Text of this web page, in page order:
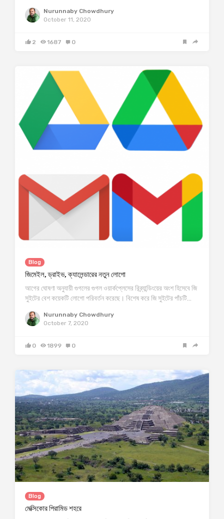
Nurunnaby Chowdhury
October 11, 2020
2 1687 0
Blog
জিমেইল, ড্রাইভ, ক্যালেন্ডারের নতুন লোগো
আগের ঘোষণা অনুযায়ী গুগলের গুগল ওয়ার্কপ্লেসের রিব্র্যান্ডিংয়ের অংশ হিসেবে জি
সুইটের বেশ কয়েকটি লোগো পরিবর্তন করেছে। বিশেষ করে জি সুইটের পাঁচটি…
Nurunnaby Chowdhury
October 7, 2020
0 1899 0
Blog
মেক্সিকোর পিরামিড শহরে